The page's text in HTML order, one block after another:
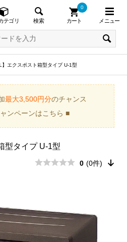
テゴリ 検索 カート
0
メニュー
】エクスポスト箱型タイプ U-1型
最大3,500円分のチャンス
ンペーンはこちら ■
型タイプ U-1型
0 (0件)